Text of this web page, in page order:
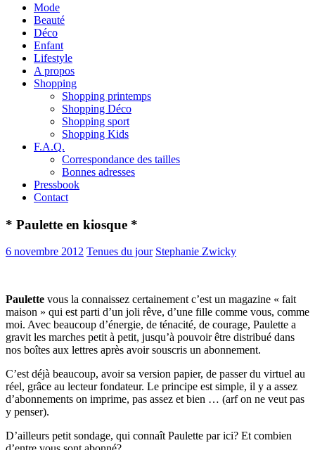
Mode
Beauté
Déco
Enfant
Lifestyle
A propos
Shopping
Shopping printemps
Shopping Déco
Shopping sport
Shopping Kids
F.A.Q.
Correspondance des tailles
Bonnes adresses
Pressbook
Contact
* Paulette en kiosque *
6 novembre 2012 Tenues du jour Stephanie Zwicky
Paulette vous la connaissez certainement c’est un magazine « fait
maison » qui est parti d’un joli rêve, d’une fille comme vous, comme
moi. Avec beaucoup d’énergie, de ténacité, de courage, Paulette a
gravit les marches petit à petit, jusqu’à pouvoir être distribué dans
nos boîtes aux lettres après avoir souscris un abonnement.
C’est déjà beaucoup, avoir sa version papier, de passer du virtuel au
réel, grâce au lecteur fondateur. Le principe est simple, il y a assez
d’abonnements on imprime, pas assez et bien … (arf on ne veut pas
y penser).
D’ailleurs petit sondage, qui connaît Paulette par ici? Et combien